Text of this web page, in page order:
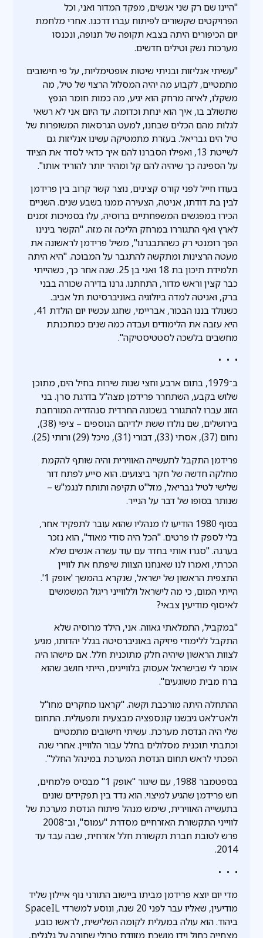
"היינו שם רק שני אנשים, מפקד המדור ואני, וכל
הפרויקטים שקשורים לפיתוח עברו דרכנו. אחרי מלחמת
יום הכיפורים היתה בצבא תקופה של תנופה, ונכנסו
מערכות נשק וטילים חדשים.
"עשיתי אנליזות ובניתי שיטות אופטימליות, על פי חישובים
מתמטיים, לקבוע מה יהיה המסלול הרצוי של טיל, מה
משקלו, לאיזה מרחק הוא יגיע, מה כמות חומר הנפץ
שתשולב בו, איך הוא ינחת וכדומה. עד היום אני לא רשאי
לגלות מהם הכלים שבחנו, למעט הגרסאות המשופרות של
טיל הים גבריאל. בעזרת מתמטיקה עשינו אנליזות גם
לשייטת 13, ואפילו הסברנו להם איך כדאי לסדר את הציוד
על הספינה כך שיהיה להם קל ומהיר יותר להוריד אותו".
בעודו חייל לפני קורס קצינים, נוצר קשר קרוב בין פרידמן
לבין בת דודתו, אניטה, הצעירה ממנו בשבע שנים. השניים
הכירו במפגשים המשפחתיים ברוסיה, עלו בסמיכות זמנים
לארץ ואף התגוררו במרחק הליכה זה מזה. "הקשר בינינו
הפך רומנטי רק כשהתבגרנו", משיל פרידמן לראשונה את
מעטה הרצינות ומתקשה להתגבר על המבוכה. "היא היתה
תלמידת תיכון בת 18 ואני בן 25. שנה אחר כך, כשהייתי
כבר קצין וראש מדור, התחתנו. גרנו בדירה שכורה בבני
ברק, ואניטה למדה ביולוגיה באוניברסיטת תל אביב.
כשנולד בננו הבכור, אבריימי, שחגג עכשיו יום הולדת 41,
היא עזבה את הלימודים ועבדה כמה שנים כמתכנתת
מחשבים בלשכה לסטטיסטיקה".
• • •
ב־1979, בתום ארבע וחצי שנות שירות בחיל הים, מתוכן
שלוש בקבע, השתחרר פרידמן מצה"ל בדרגת סרן. בני
הזוג עברו להתגורר בשכונה החרדית סנהדריה המורחבת
בירושלים, שם נולדו ששת ילדיהם הנוספים – ציפי (38),
נחום (37), אסתי (33), דבורי (31), מיכל (29) ורותי (25).
פרידמן התקבל לתעשייה האווירית והיה שותף להקמת
מחלקה חדשה של חקר ביצועים. הוא סייע לפתח דור
שלישי לטיל גבריאל, מזל"ט תקיפה ותותח לנגמ"ש –
שנותר בסופו של דבר על הנייר.
בסוף 1980 הודיעו לו מנהליו שהוא עובר לתפקיד אחר,
בלי לספק לו פרטים. "הכל היה סודי מאוד", הוא נזכר
בערגה. "סגרו אותי בחדר עם עוד עשרה אנשים שלא
הכרתי, ואמרו לנו שאנחנו הצוות שיפתח את לוויין
התצפית הראשון של ישראל, שנקרא בהמשך 'אופק 1'.
הייתי המום, כי מה לישראל וללווייני ריגול המשמשים
לאיסוף מודיעין צבאי?
"במקביל, התמלאתי גאווה. אני, הילד מרוסיה שלא
התקבל ללימודי פיזיקה באוניברסיטה בגלל יהדותו, מגיע
לצוות הראשון שיהיה חלק מתוכנית חלל. אם מישהו היה
אומר לי שבישראל אעסוק בלוויינים, הייתי חושב שהוא
ברח מבית משוגעים".
ההתחלה היתה מורכבת וקשה. "קראנו מחקרים מחו"ל
ולאט־לאט גיבשנו קונספציה מבצעית ותפעולית. התחום
שלי היה הנדסת מערכת. עשיתי חישובים מתמטיים
וכתבתי תוכנית מסלולים בחלל עבור הלוויין. אחרי שנה
הפכתי לראש תחום הנדסת המערכת במינהל החלל".
בספטמבר 1988, עם שיגור "אופק 1" מבסיס פלמחים,
חש פרידמן שהגיע למיצוי. הוא נדד בין תפקידים שונים
בתעשייה האווירית, שימש מנהל פיתוח הנדסת מערכת של
לווייני התקשורת האזרחיים מסדרת "עמוס", וב־2008
פרש לטובת חברת תקשורת חלל אזרחית, שבה עבד עד
2014.
• • •
מדי יום יוצא פרידמן מביתו ביישוב התורני נוף איילון שליד
מודיעין, שאליו עבר לפני 20 שנה, ונוסע למשרדי SpaceIL
ביהוד. הוא עולה במעלית לקומה השלישית, לראשו כובע
מצחייה כחול וידו מושכת מזוודת טרולי שחורה על גלגלים,